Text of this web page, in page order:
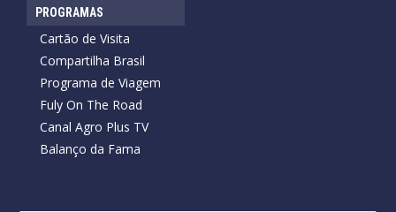
PROGRAMAS
Cartão de Visita
Compartilha Brasil
Programa de Viagem
Fuly On The Road
Canal Agro Plus TV
Balanço da Fama